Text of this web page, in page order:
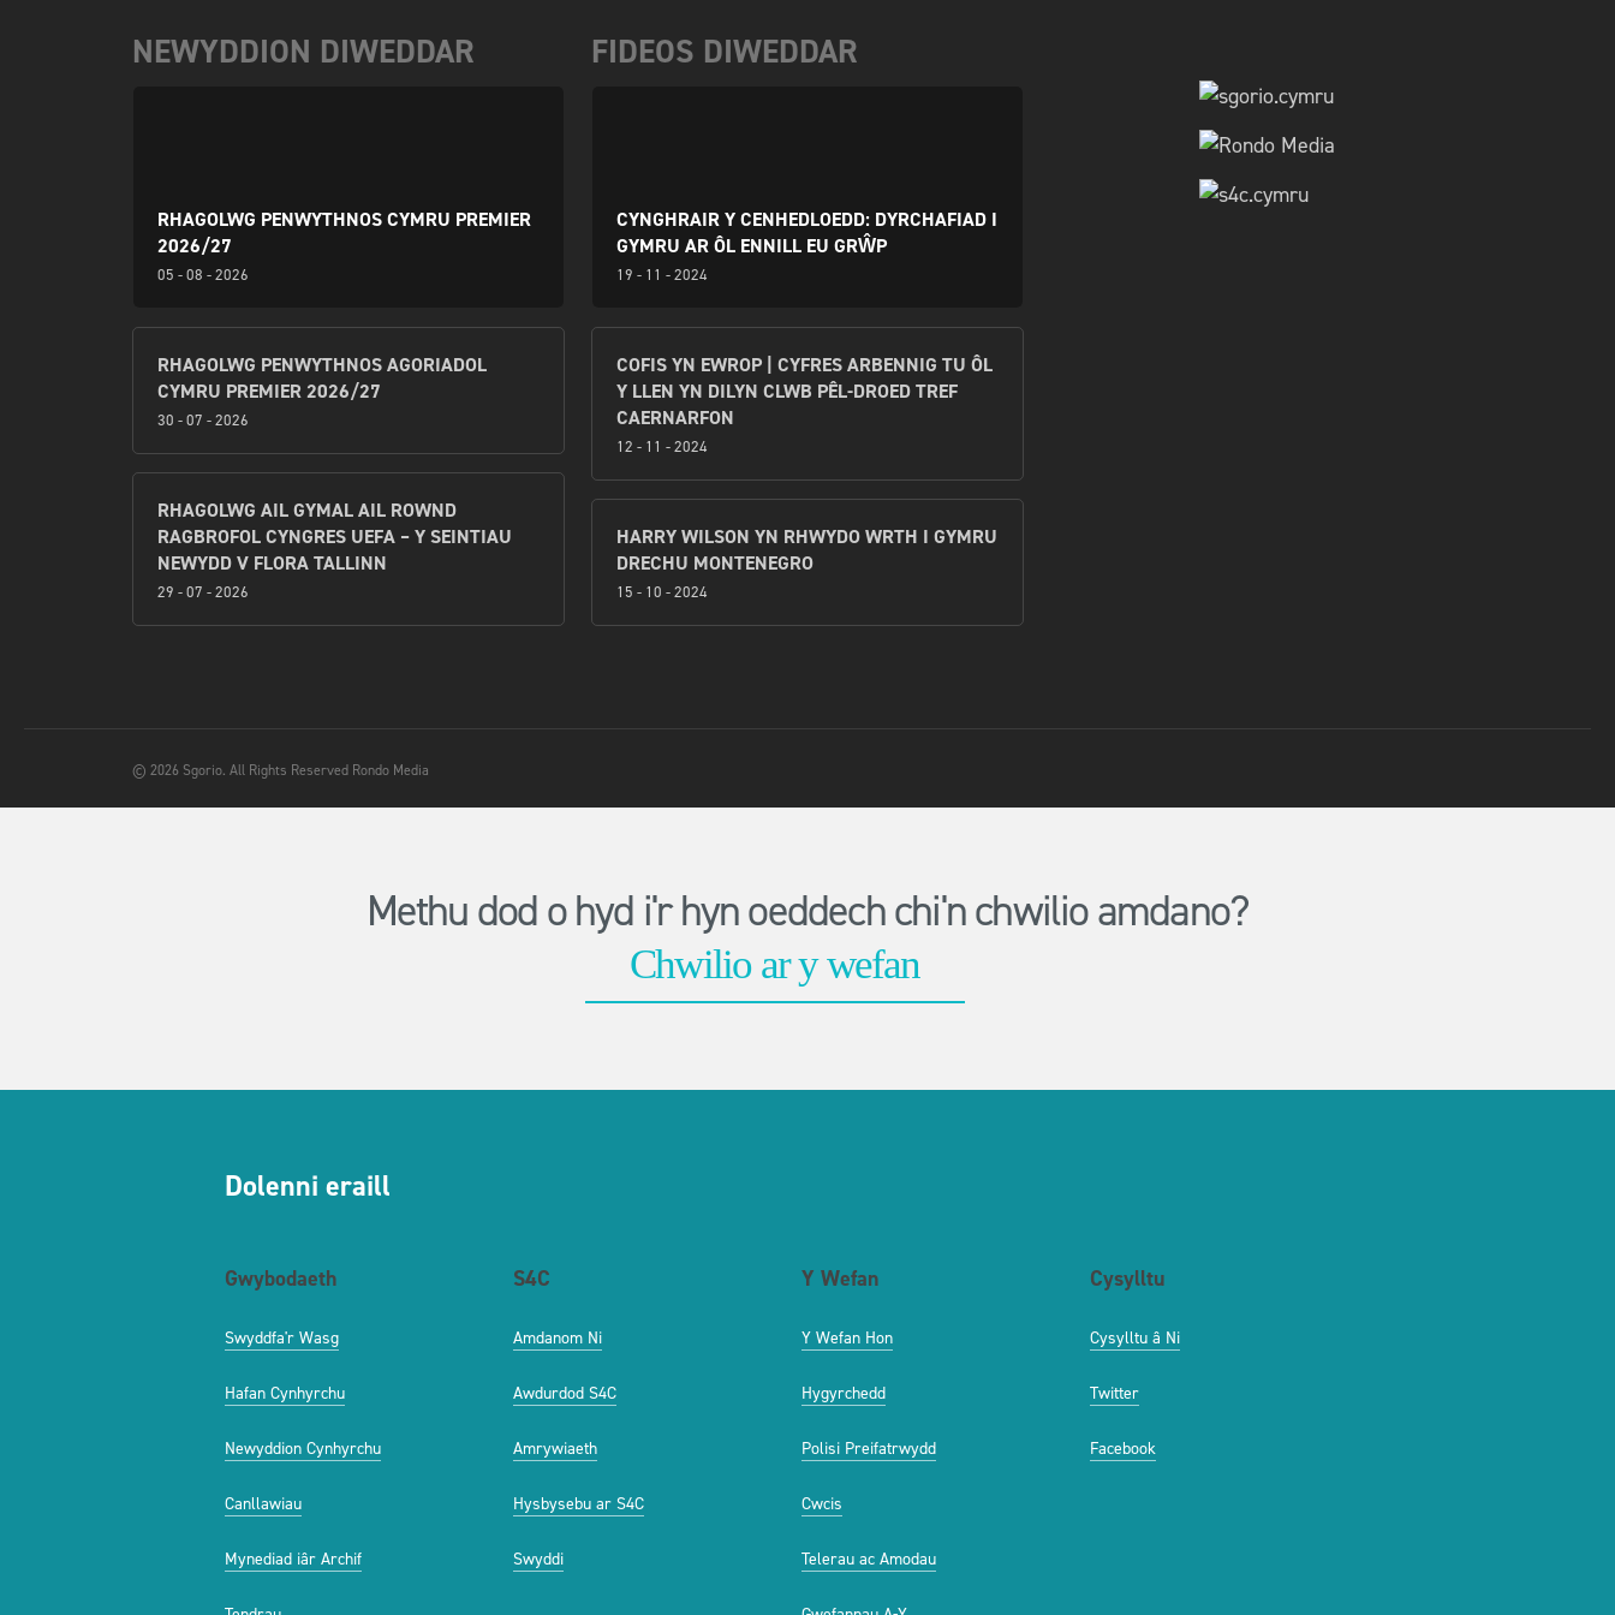
NEWYDDION DIWEDDAR
RHAGOLWG PENWYTHNOS CYMRU PREMIER
2026/27
05 - 08 - 2026
RHAGOLWG PENWYTHNOS AGORIADOL
CYMRU PREMIER 2026/27
30 - 07 - 2026
RHAGOLWG AIL GYMAL AIL ROWND
RAGBROFOL CYNGRES UEFA – Y SEINTIAU
NEWYDD V FLORA TALLINN
29 - 07 - 2026
FIDEOS DIWEDDAR
CYNGHRAIR Y CENHEDLOEDD: DYRCHAFIAD I
GYMRU AR ÔL ENNILL EU GRŴP
19 - 11 - 2024
COFIS YN EWROP | CYFRES ARBENNIG TU ÔL
Y LLEN YN DILYN CLWB PÊL-DROED TREF
CAERNARFON
12 - 11 - 2024
HARRY WILSON YN RHWYDO WRTH I GYMRU
DRECHU MONTENEGRO
15 - 10 - 2024
© 2026 Sgorio. All Rights Reserved Rondo Media
Methu dod o hyd i'r hyn oeddech chi'n chwilio amdano?
Dolenni eraill
Gwybodaeth
Swyddfa'r Wasg
Hafan Cynhyrchu
Newyddion Cynhyrchu
Canllawiau
Mynediad iâr Archif
S4C
Amdanom Ni
Awdurdod S4C
Amrywiaeth
Hysbysebu ar S4C
Swyddi
Y Wefan
Y Wefan Hon
Hygyrchedd
Polisi Preifatrwydd
Cwcis
Telerau ac Amodau
Cysylltu
Cysylltu â Ni
Twitter
Facebook